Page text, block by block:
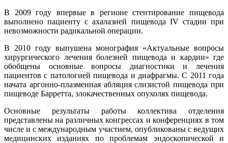
В 2009 году впервые в регионе стентирование пищевода
выполнено пациенту с ахалазией пищевода IV стадии при
невозможности радикальной операции.
В 2010 году выпушена монография «Актуальные вопросы
хирургического лечения болезней пищевода и кардии» где
обобщены основные вопросы диагностики и лечения
пациентов с патологией пищевода и диафрагмы. С 2011 года
начата аргонно-плазменная абляция слизистой пищевода при
пищеводе Барретта, злокачественных опухолях пищевода.
Основные результаты работы коллектива отделения
представлены на различных конгрессах и конференциях в том
числе и с международным участием, опубликованы с ведущих
медицинских изданиях по проблемам эндоскопической и